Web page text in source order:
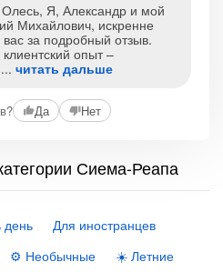
Я, Александр и мой
Михайлович, искренне
за подробный отзыв.
опыт –
читать дальше
Да Нет
Сиема-Реапа
Для иностранцев
⚙️ Необычные ☀️ Летние